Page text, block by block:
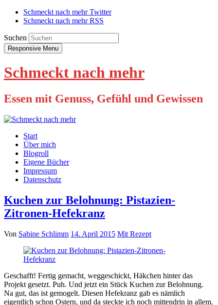
Schmeckt nach mehr Twitter
Schmeckt nach mehr RSS
Suchen
Responsive Menu
Schmeckt nach mehr
Essen mit Genuss, Gefühl und Gewissen
Start
Über mich
Blogroll
Eigene Bücher
Impressum
Datenschutz
Kuchen zur Belohnung: Pistazien-
Zitronen-Hefekranz
Von Sabine Schlimm 14. April 2015 Mit Rezept
Geschafft! Fertig gemacht, weggeschickt, Häkchen hinter das
Projekt gesetzt. Puh. Und jetzt ein Stück Kuchen zur Belohnung.
Na gut, das ist gemogelt. Diesen Hefekranz gab es nämlich
eigentlich schon Ostern, und da steckte ich noch mittendrin in allem.